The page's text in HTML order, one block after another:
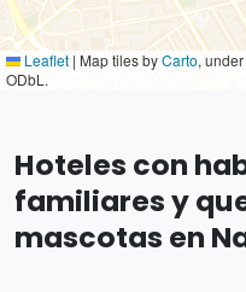
Leaflet | Map tiles byCarto,
ODbL.
Hoteles con
familiares y
mascotas en